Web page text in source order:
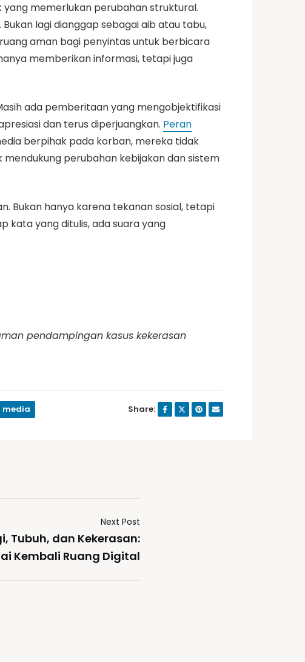
yang memerlukan perubahan struktural.
lagi dianggap sebagai aib atau tabu,
aman bagi penyintas untuk berbicara
memberikan informasi, tetapi juga
ada pemberitaan yang mengobjektifikasi
dan terus diperjuangkan. Peran
berpihak pada korban, mereka tidak
perubahan kebijakan dan sistem
Bukan hanya karena tekanan sosial, tetapi
kata yang ditulis, ada suara yang
pendampingan kasus kekerasan
media Share:
Next Post
Tubuh, dan Kekerasan:
Kembali Ruang Digital